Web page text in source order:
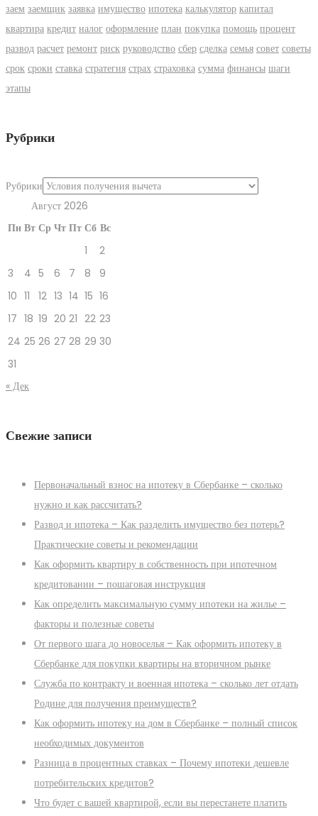
заем заемщик заявка имущество ипотека калькулятор капитал
квартира кредит налог оформление план покупка помощь процент
развод расчет ремонт риск руководство сбер сделка семья совет советы
срок сроки ставка стратегия страх страховка сумма финансы шаги
этапы
Рубрики
Рубрики
Август 2026
Пн Вт Ср Чт Пт Сб Вс
1
2
3
4 5 6 7 8
9
10 11 12 13 14 15 16
17 18 19 20 21 22 23
24 25 26 27 28 29 30
31
« Дек
Свежие записи
Первоначальный взнос на ипотеку в Сбербанке – сколько
нужно и как рассчитать?
Развод и ипотека – Как разделить имущество без потерь?
Практические советы и рекомендации
Как оформить квартиру в собственность при ипотечном
кредитовании – пошаговая инструкция
Как определить максимальную сумму ипотеки на жилье –
факторы и полезные советы
От первого шага до новоселья – Как оформить ипотеку в
Сбербанке для покупки квартиры на вторичном рынке
Служба по контракту и военная ипотека – сколько лет отдать
Родине для получения преимуществ?
Как оформить ипотеку на дом в Сбербанке – полный список
необходимых документов
Разница в процентных ставках – Почему ипотеки дешевле
потребительских кредитов?
Что будет с вашей квартирой, если вы перестанете платить